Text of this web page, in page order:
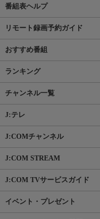
番組表ヘルプ
リモート録画予約ガイド
おすすめ番組
ランキング
チャンネル一覧
J:テレ
J:COMチャンネル
J:COM STREAM
J:COM TVサービスガイド
イベント・プレゼント